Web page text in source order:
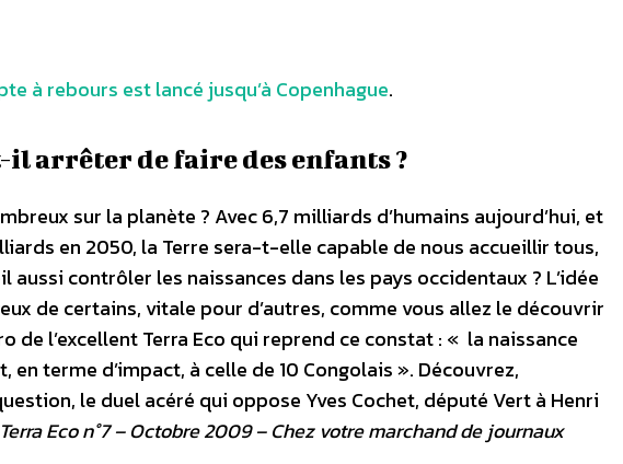
à rebours est lancé jusqu’à Copenhague.
il arrêter de faire des enfants ?
sur la planète ? Avec 6,7 milliards d’humains aujourd’hui, et
en 2050, la Terre sera-t-elle capable de nous accueillir tous,
aussi contrôler les naissances dans les pays occidentaux ? L’idée
de certains, vitale pour d’autres, comme vous allez le découvrir
de l’excellent Terra Eco qui reprend ce constat : « la naissance
en terme d’impact, à celle de 10 Congolais ». Découvrez,
le duel acéré qui oppose Yves Cochet, député Vert à Henri
Terra Eco n°7 – Octobre 2009 – Chez votre marchand de journaux